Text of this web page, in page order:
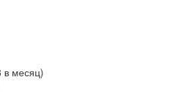
в месяц)